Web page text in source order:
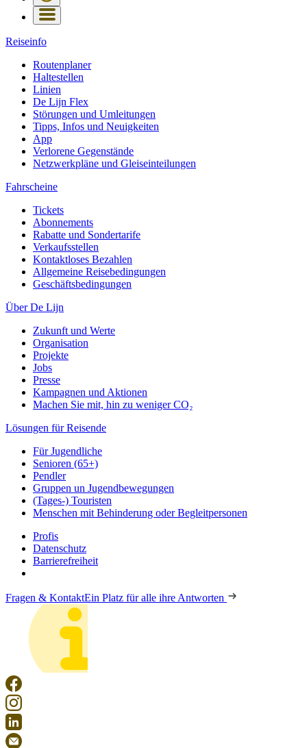
Reiseinfo
Routenplaner
Haltestellen
Linien
De Lijn Flex
Störungen und Umleitungen
Tipps, Infos und Neuigkeiten
App
Verlorene Gegenstände
Netzwerkpläne und Gleiseinteilungen
Fahrscheine
Tickets
Abonnements
Rabatte und Sondertarife
Verkaufsstellen
Kontaktloses Bezahlen
Allgemeine Reisebedingungen
Geschäftsbedingungen
Über De Lijn
Zukunft und Werte
Organisation
Projekte
Jobs
Presse
Kampagnen und Aktionen
Machen Sie mit, hin zu weniger CO₂
Lösungen für Reisende
Für Jugendliche
Senioren (65+)
Pendler
Gruppen un Jugendbewegungen
(Tages-) Touristen
Menschen mit Behinderung oder Begleitpersonen
Profis
Datenschutz
Barrierefreiheit
Fragen & KontaktEin Platz für alle ihre Antworten